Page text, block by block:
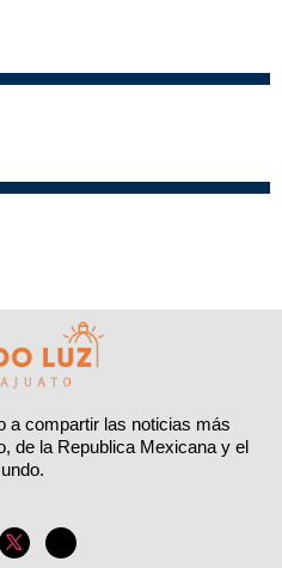
a compartir las noticias más
de la Republica Mexicana y el